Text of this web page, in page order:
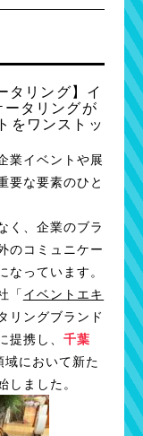
タリング】イ
タリングが
をワンストッ
業イベントや展
要な要素のひと
く、企業のブラ
のコミュニケー
っています。
「イベントエキ
リングブランド
携し、 千葉
域において新た
ました。